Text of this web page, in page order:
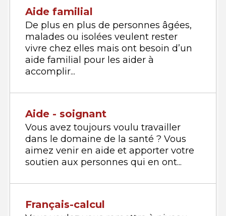
Aide familial
De plus en plus de personnes âgées,
malades ou isolées veulent rester
vivre chez elles mais ont besoin d’un
aide familial pour les aider à
accomplir...
Aide - soignant
Vous avez toujours voulu travailler
dans le domaine de la santé ? Vous
aimez venir en aide et apporter votre
soutien aux personnes qui en ont...
Français-calcul